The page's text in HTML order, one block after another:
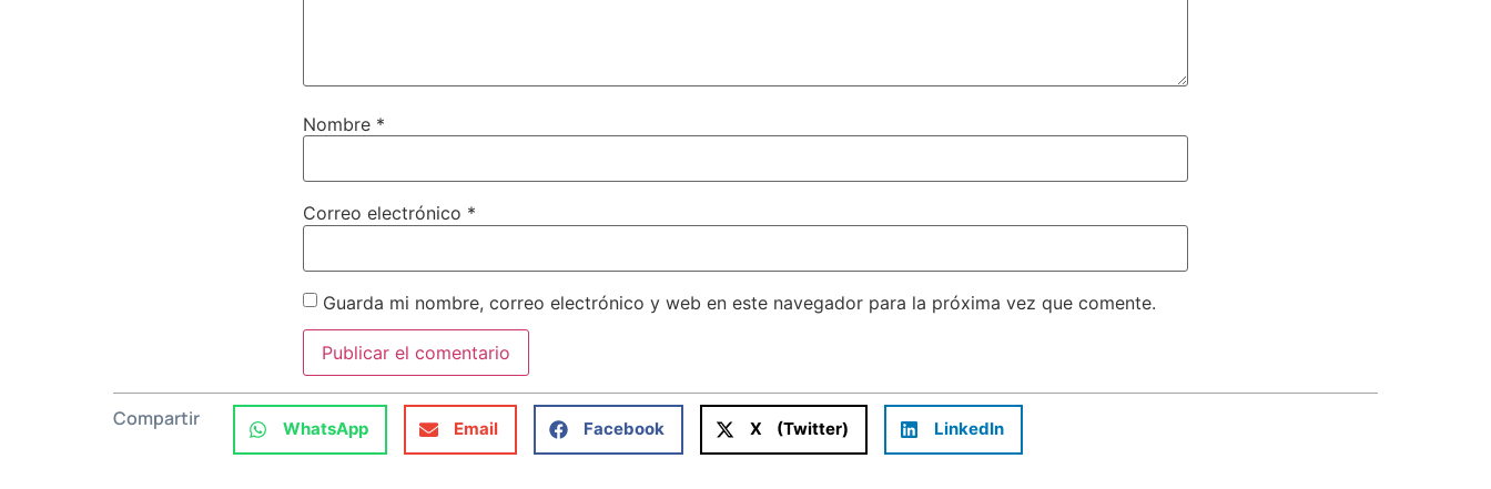
Nombre *
Correo electrónico *
Guarda mi nombre, correo electrónico y web en este navegador para la próxima vez que comente.
Compartir WhatsApp Email Facebook X (Twitter) LinkedIn